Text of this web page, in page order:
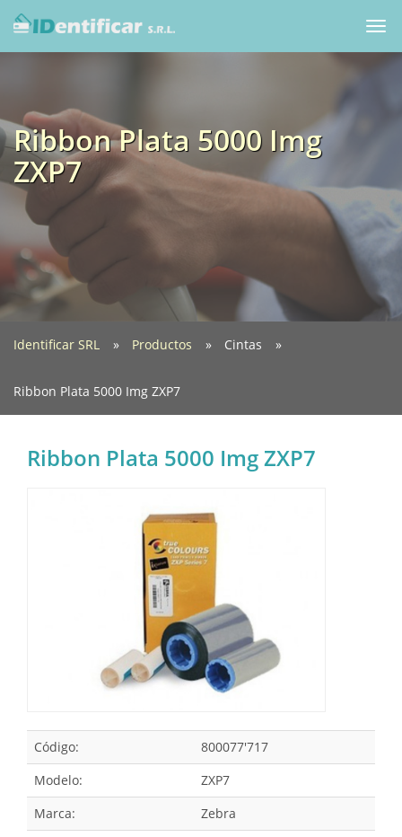
Ribbon Plata 5000 Img
ZXP7
Identificar SRL Productos Cintas
Ribbon Plata 5000 Img ZXP7
Ribbon Plata 5000 Img ZXP7
Código:
800077'717
Modelo:
ZXP7
Marca:
Zebra